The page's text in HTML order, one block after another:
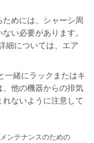
めには、シャーシ周
い必要があります。
細については、エア
一緒にラックまたはキ
、他の機器からの排気
ないように注意して
ンテナンスのための